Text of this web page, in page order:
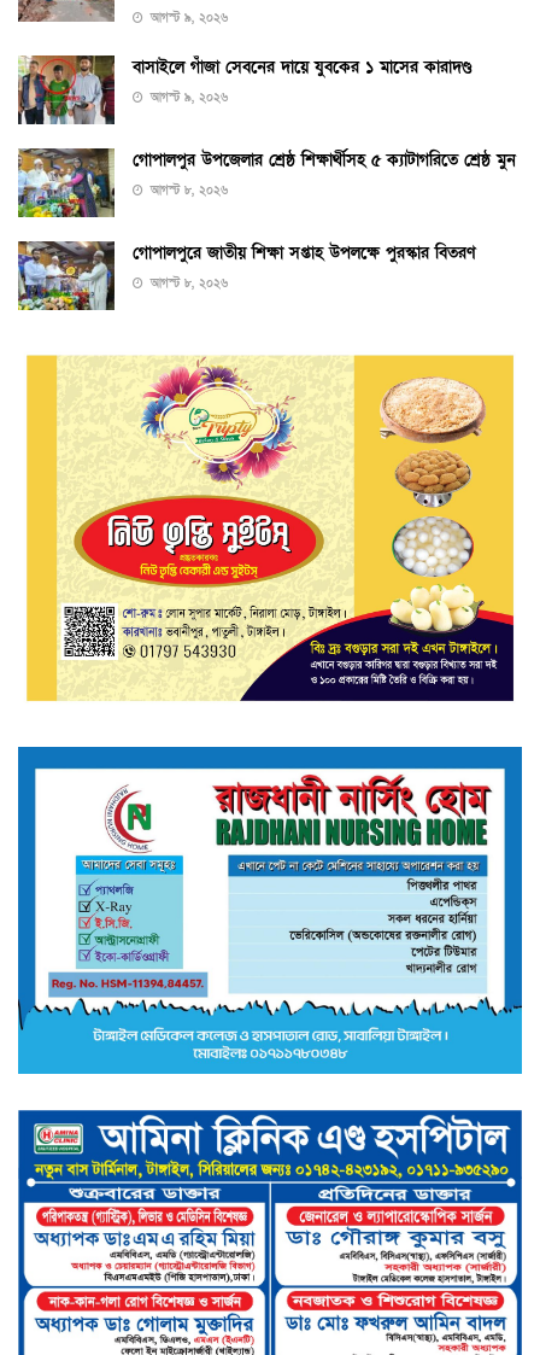
আগস্ট ৯, ২০২৬
বাসাইলে গাঁজা সেবনের দায়ে যুবকের ১ মাসের কারাদণ্ড
আগস্ট ৯, ২০২৬
গোপালপুর উপজেলার শ্রেষ্ঠ শিক্ষার্থীসহ ৫ ক্যাটাগরিতে শ্রেষ্ঠ মুন
আগস্ট ৮, ২০২৬
গোপালপুরে জাতীয় শিক্ষা সপ্তাহ উপলক্ষে পুরস্কার বিতরণ
আগস্ট ৮, ২০২৬